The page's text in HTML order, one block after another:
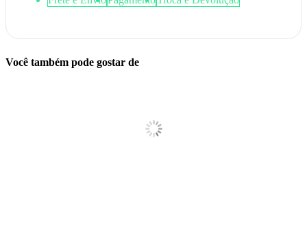
Você também pode gostar de